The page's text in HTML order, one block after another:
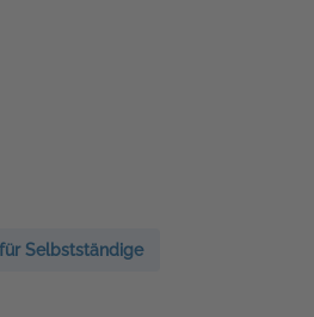
Selbstständige